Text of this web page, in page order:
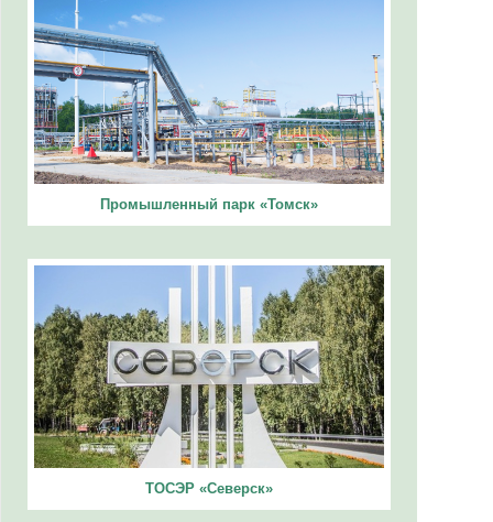
Промышленный парк «Томск»
ТОСЭР «Северск»